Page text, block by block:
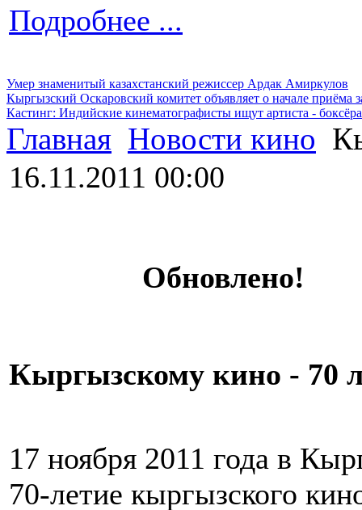
Подробнее ...
Умер знаменитый казахстанский режиссер Ардак Амиркулов
Кыргызский Оскаровский комитет объявляет о начале приёма
Кастинг: Индийские кинематографисты ищут артиста -
Главная Новости кино
16.11.2011 00:00
Обновлено!
Кыргызскому кино - 70
17 ноября 2011 года в
70-летие кыргызского